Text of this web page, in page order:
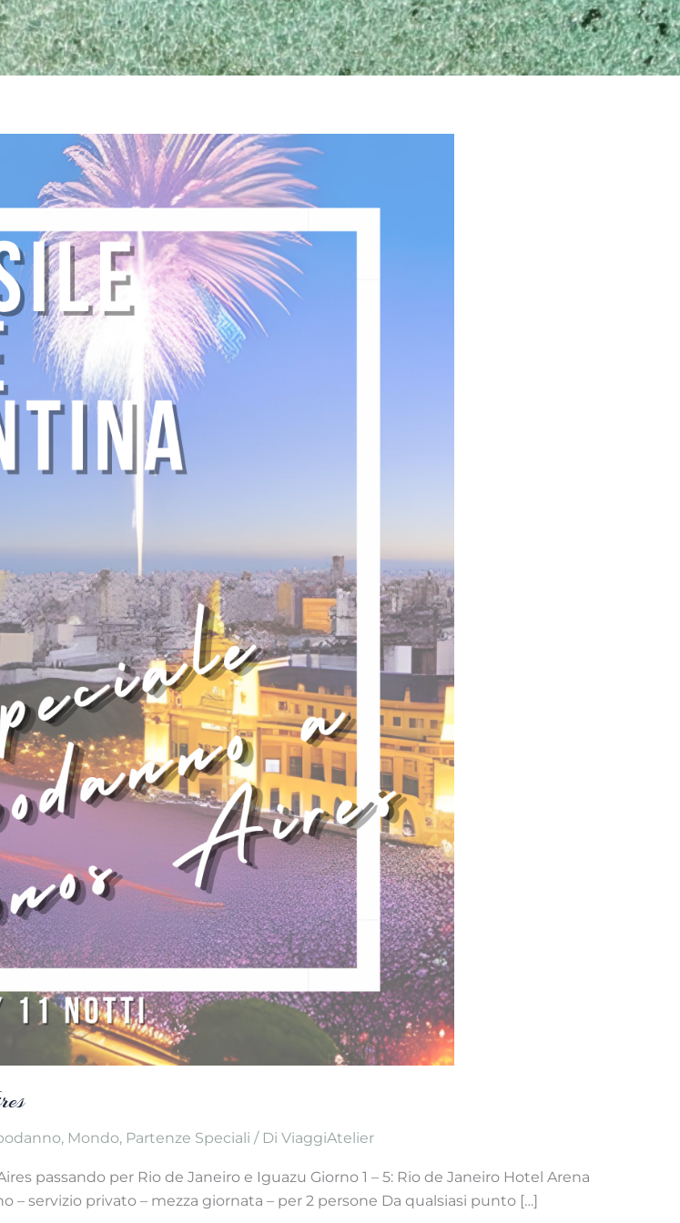
, Mondo, Partenze Speciali / Di ViaggiAtelier
passando per Rio de Janeiro e Iguazu Giorno 1 – 5: Rio de Janeiro Hotel Arena
– servizio privato – mezza giornata – per 2 persone Da qualsiasi punto […]